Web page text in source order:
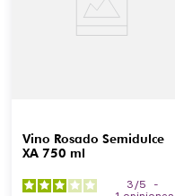
Vino Rosado Semidulce
XA 750 ml
3 /5
-